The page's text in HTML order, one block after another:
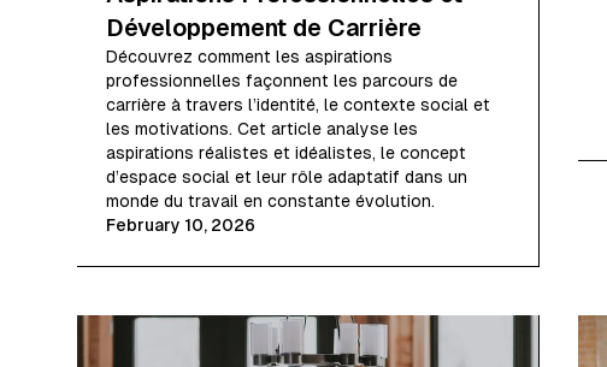
Développement de Carrière
Découvrez comment les aspirations
professionnelles façonnent les parcours de
carrière à travers l’identité, le contexte social et
les motivations. Cet article analyse les
aspirations réalistes et idéalistes, le concept
d’espace social et leur rôle adaptatif dans un
monde du travail en constante évolution.
February 10, 2026